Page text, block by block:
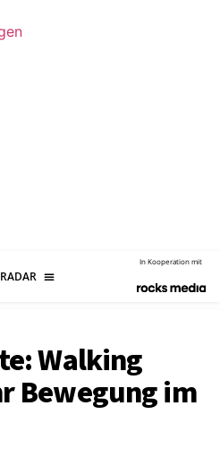
In Kooperation mit
Walking
Bewegung im